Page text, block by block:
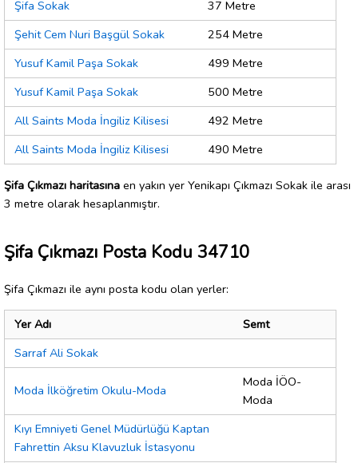
Şifa Sokak
37 Metre
Şehit Cem Nuri Başgül Sokak
254 Metre
Yusuf Kamil Paşa Sokak
499 Metre
Yusuf Kamil Paşa Sokak
500 Metre
All Saints Moda İngiliz Kilisesi
492 Metre
All Saints Moda İngiliz Kilisesi
490 Metre
Şifa Çıkmazı haritasına en yakın yer Yenikapı Çıkmazı Sokak ile arası
3 metre olarak hesaplanmıştır.
Şifa Çıkmazı Posta Kodu 34710
Şifa Çıkmazı ile aynı posta kodu olan yerler:
Yer Adı
Semt
Sarraf Ali Sokak
Moda İlköğretim Okulu-Moda
Moda İÖO-
Moda
Kıyı Emniyeti Genel Müdürlüğü Kaptan
Fahrettin Aksu Klavuzluk İstasyonu